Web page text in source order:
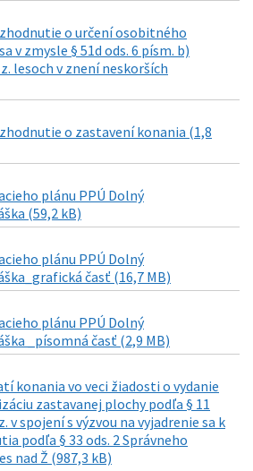
o určení osobitného
v zmysle § 51d ods. 6 písm. b)
lesoch v znení neskorších
o zastavení konania (1,8
plánu PPÚ Dolný
(59,2 kB)
plánu PPÚ Dolný
časť (16,7 MB)
plánu PPÚ Dolný
_písomná časť (2,9 MB)
konania vo veci žiadosti o vydanie
zastavanej plochy podľa § 11
v spojení s výzvou na vyjadrenie sa k
podľa § 33 ods. 2 Správneho
nad Ž (987,3 kB)